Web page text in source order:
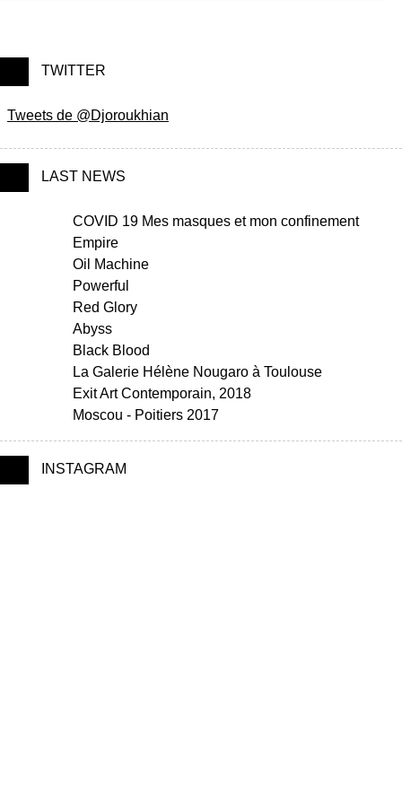
TWITTER
Tweets de @Djoroukhian
LAST NEWS
COVID 19 Mes masques et mon confinement
Empire
Oil Machine
Powerful
Red Glory
Abyss
Black Blood
La Galerie Hélène Nougaro à Toulouse
Exit Art Contemporain, 2018
Moscou - Poitiers 2017
INSTAGRAM